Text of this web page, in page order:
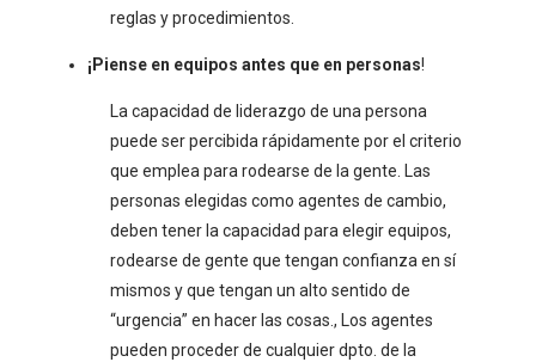
reglas y procedimientos.
¡Piense en equipos antes que en personas!
La capacidad de liderazgo de una persona
puede ser percibida rápidamente por el criterio
que emplea para rodearse de la gente. Las
personas elegidas como agentes de cambio,
deben tener la capacidad para elegir equipos,
rodearse de gente que tengan confianza en sí
mismos y que tengan un alto sentido de
“urgencia” en hacer las cosas., Los agentes
pueden proceder de cualquier dpto. de la